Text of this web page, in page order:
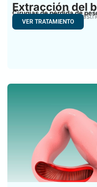
Extracción del
Cirugías de pérdida de
Extracción de balón
VER TRATAMIENTO